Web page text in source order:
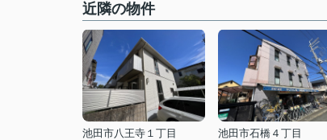
近隣の物件
池田市八王寺１丁目
池田市石橋４丁目